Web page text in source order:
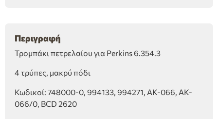
Περιγραφή
Τρομπάκι πετρελαίου για Perkins 6.354.3
4 τρύπες, μακρύ πόδι
Κωδικοί: 748000-0, 994133, 994271, AK-066, AK-
066/0, BCD 2620